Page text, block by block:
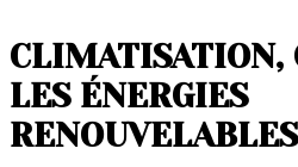
CLIMATISATION,
LES ÉNERGIES
RENOUVELABLES